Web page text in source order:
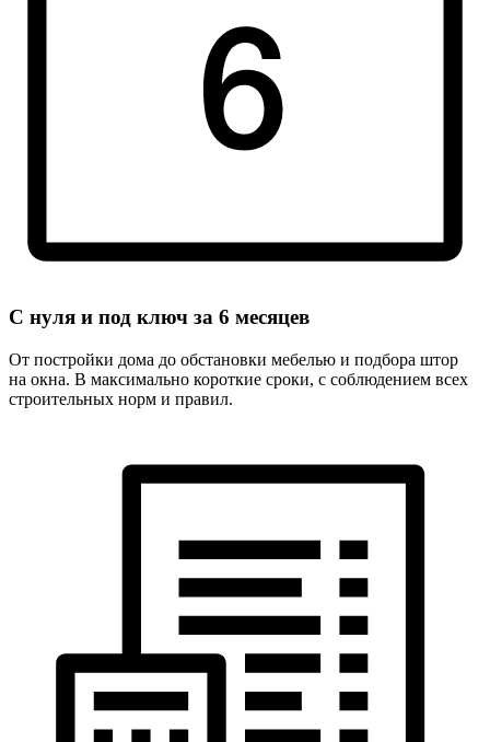
С нуля и под ключ за 6 месяцев
От постройки дома до обстановки мебелью и подбора штор
на окна. В максимально короткие сроки, с соблюдением всех
строительных норм и правил.